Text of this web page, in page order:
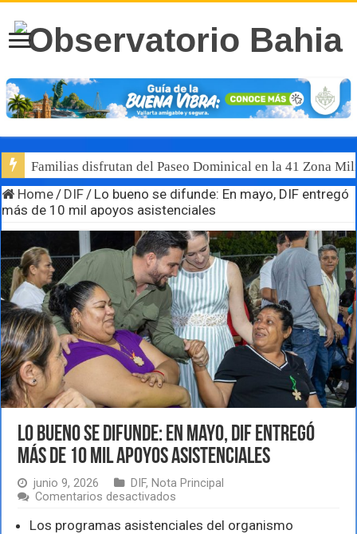
Familias disfrutan del Paseo Dominical en la 41 Zona
Home / DIF / Lo bueno se difunde: En mayo, DIF entregó
más de 10 mil apoyos asistenciales
Lo bueno se difunde: En mayo, DIF entregó
más de 10 mil apoyos asistenciales
junio 9, 2026 DIF, Nota Principal
Comentarios desactivados
bueno
Los programas asistenciales del organismo